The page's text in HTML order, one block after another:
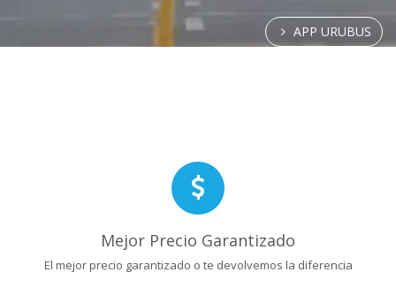
APP URUBUS
Mejor Precio Garantizado
El mejor precio garantizado o te devolvemos la diferencia